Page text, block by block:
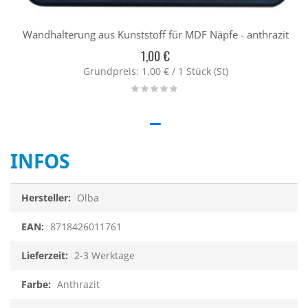
Wandhalterung aus Kunststoff für MDF Näpfe - anthrazit
1,00 €
Grundpreis: 1,00 € / 1 Stück (St)
Rating:
0%
INFOS
Olba
8718426011761
2-3 Werktage
Anthrazit